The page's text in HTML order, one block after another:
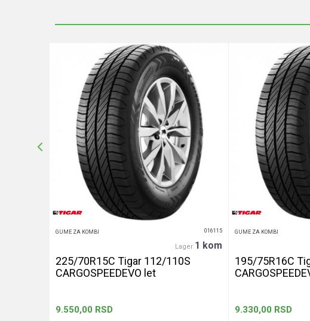
Anti-spam zaštita - izračunajte koliko je 6 - 1 :
POŠALJI
GUME ZA KOMBI 016115
Lager 1 kom
225/70R15C Tigar 112/110S
CARGOSPEEDEVO let
9.550,00 RSD
GUME ZA KOMBI
195/75R16C
9.330,00 RSD